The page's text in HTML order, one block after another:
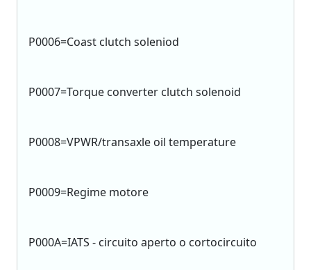
P0006=Coast clutch soleniod
P0007=Torque converter clutch solenoid
P0008=VPWR/transaxle oil temperature
P0009=Regime motore
P000A=IATS - circuito aperto o cortocircuito